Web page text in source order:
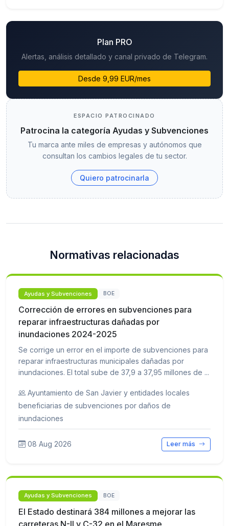
Plan PRO
Alertas, análisis detallado y canal privado de Telegram.
Desde 9,99 EUR/mes
ESPACIO PATROCINADO
Patrocina la categoría Ayudas y Subvenciones
Tu marca ante miles de empresas y autónomos que
consultan los cambios legales de tu sector.
Quiero patrocinarla
Normativas relacionadas
Ayudas y Subvenciones BOE
Corrección de errores en subvenciones para
reparar infraestructuras dañadas por
inundaciones 2024-2025
Se corrige un error en el importe de subvenciones para
reparar infraestructuras municipales dañadas por
inundaciones. El total sube de 37,9 a 37,95 millones de ...
Ayuntamiento de San Javier y entidades locales
beneficiarias de subvenciones por daños de
inundaciones
08 Aug 2026 Leer más
Ayudas y Subvenciones BOE
El Estado destinará 384 millones a mejorar las
carreteras N-II y C-32 en el Maresme